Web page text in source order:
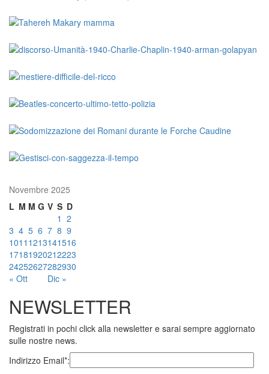
Novembre 2025
L M M G V S D
« Ott Dic »
1 2
3 4 5 6 7 8 9
1011 1213141516
17181920212223
24252627282930
NEWSLETTER
Registrati in pochi click alla newsletter e sarai sempre aggiornato
sulle nostre news.
Indirizzo Email*: